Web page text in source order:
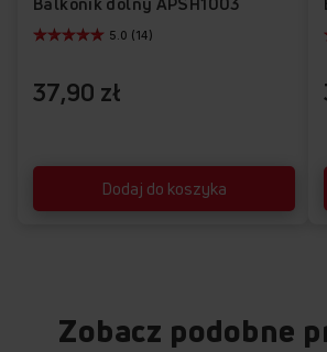
37,90 zł
Dodaj do koszyka
5.0 (14)
Zobacz podobne